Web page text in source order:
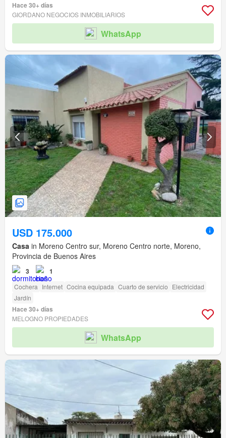
Hace 30+ días
GIORDANO NEGOCIOS INMOBILIARIOS
WhatsApp
USD 175.000
Casa in Moreno Centro sur, Moreno Centro norte, Moreno,
Provincia de Buenos Aires
3 1
Cochera Internet Cocina equipada Cuarto de servicio Electricidad
Jardín
Hace 30+ días
MELOGNO PROPIEDADES
WhatsApp